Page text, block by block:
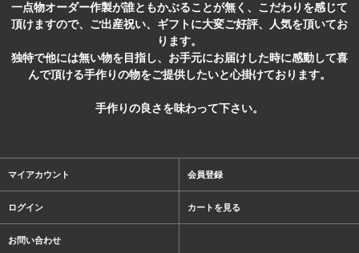
一点物オーダー作製が誰ともかぶることが無く、こだわりを感じて
頂けますので、ご出産祝い、ギフトに大変ご好評、人気を頂いてお
ります。
独特で他には無い物を目指し、お手元にお届けした時に感動して喜
んで頂ける手作りの物をご提供したいと心掛けております。
手作りの良さを味わって下さい。
マイアカウント 会員登録
ログイン カートを見る
お問い合わせ